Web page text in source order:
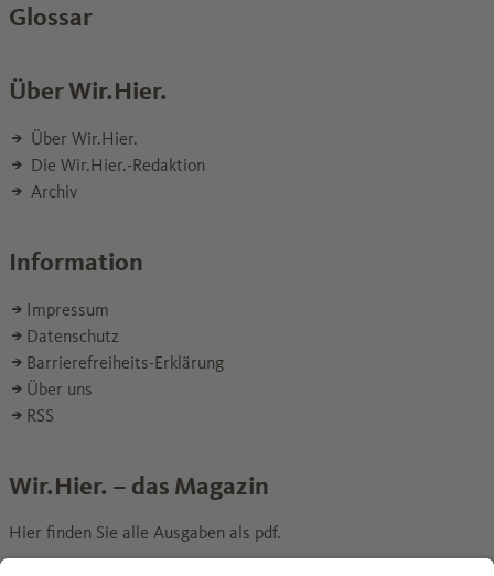
Glossar
Über Wir.Hier.
Über Wir.Hier.
Die Wir.Hier.-Redaktion
Archiv
Information
Impressum
Datenschutz
Barrierefreiheits-Erklärung
Über uns
RSS
Wir.Hier. – das Magazin
Hier finden Sie alle Ausgaben als pdf.